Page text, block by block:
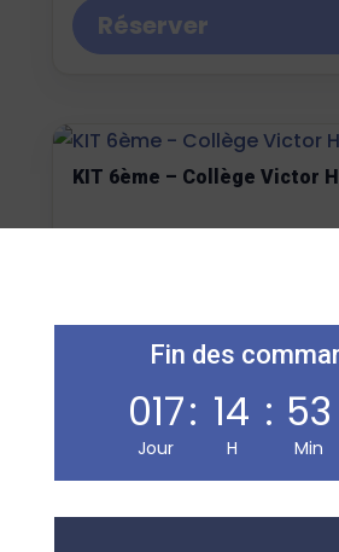
Réserver
KIT 6ème – Collège Victor
Fin des
017
Jour
: 14
H
: 53
Min